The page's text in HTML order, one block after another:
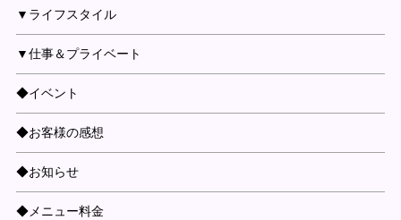
▼ライフスタイル
▼仕事＆プライベート
◆イベント
◆お客様の感想
◆お知らせ
◆メニュー料金